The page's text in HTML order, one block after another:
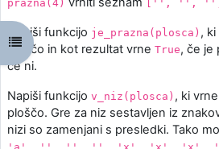
강의 목차 열기
prazna(4) ['', '',
Napiši funkcijo je_prazna(plosca) ,
ploščo in kot rezultat vrne True, če je
če ni.
Napiši funkcijo v_niz(plosca) , ki
ploščo. Gre za niz sestavljen iz
nizi so zamenjani s presledki. Tako